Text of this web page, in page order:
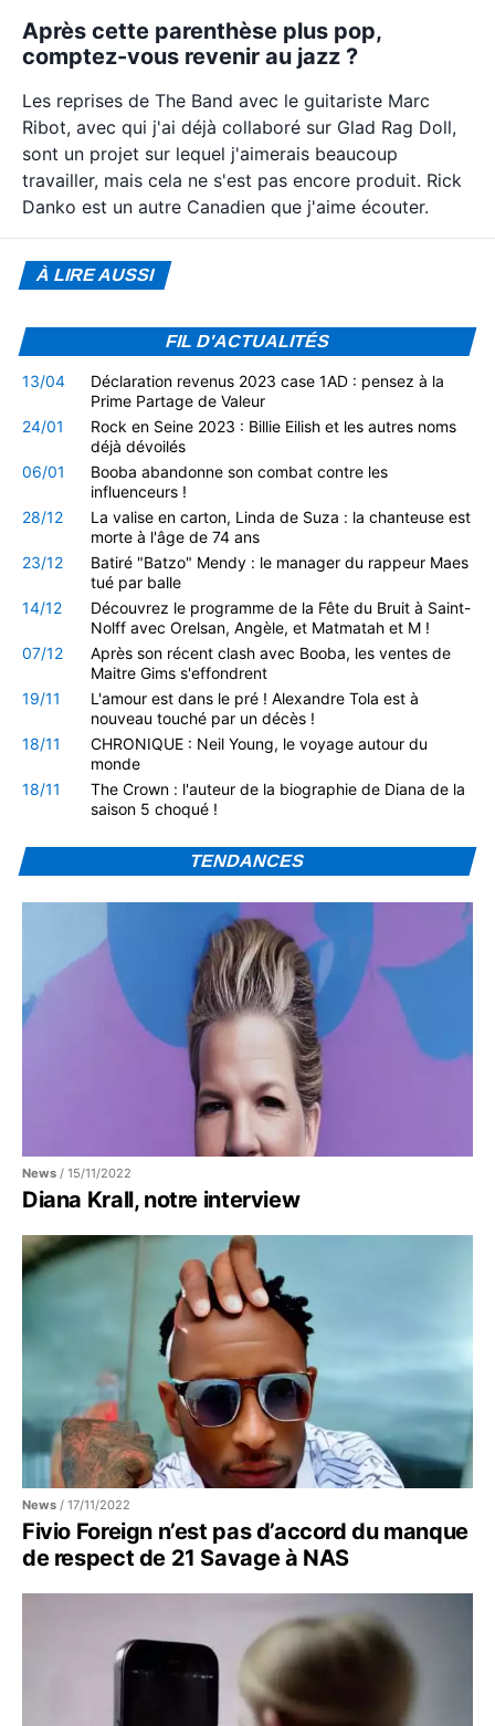
Après cette parenthèse plus pop,
comptez-vous revenir au jazz ?
Les reprises de The Band avec le guitariste Marc
Ribot, avec qui j'ai déjà collaboré sur Glad Rag Doll,
sont un projet sur lequel j'aimerais beaucoup
travailler, mais cela ne s'est pas encore produit. Rick
Danko est un autre Canadien que j'aime écouter.
À LIRE AUSSI
FIL D'ACTUALITÉS
13/04
Déclaration revenus 2023 case 1AD : pensez à la
Prime Partage de Valeur
24/01
Rock en Seine 2023 : Billie Eilish et les autres noms
déjà dévoilés
06/01
Booba abandonne son combat contre les
influenceurs !
28/12
La valise en carton, Linda de Suza : la chanteuse est
morte à l'âge de 74 ans
23/12
Batiré "Batzo" Mendy : le manager du rappeur Maes
tué par balle
14/12
Découvrez le programme de la Fête du Bruit à Saint-
Nolff avec Orelsan, Angèle, et Matmatah et M !
07/12
Après son récent clash avec Booba, les ventes de
Maitre Gims s'effondrent
19/11
L'amour est dans le pré ! Alexandre Tola est à
nouveau touché par un décès !
18/11
CHRONIQUE : Neil Young, le voyage autour du
monde
18/11
The Crown : l'auteur de la biographie de Diana de la
saison 5 choqué !
TENDANCES
News / 15/11/2022
Diana Krall, notre interview
News / 17/11/2022
Fivio Foreign n’est pas d’accord du manque
de respect de 21 Savage à NAS